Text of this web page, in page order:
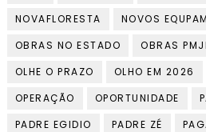
NOVAFLORESTA
NOVOS
OBRAS NO ESTADO
OBRAS
OLHE O PRAZO
OLHO EM 2026
OPERAÇÃO
OPORTUNIDADE
PADRE EGIDIO
PADRE ZÉ